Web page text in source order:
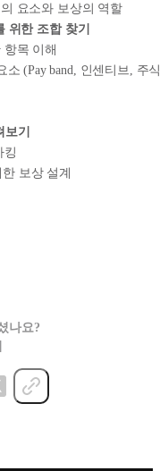
요소와 보상의 역할
위한 조합 찾기
목 이해
(Pay band, 인센티브, 주
기
킹
보상 설계
나요?